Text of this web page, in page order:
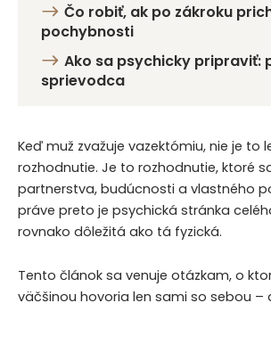
Čo robiť, ak po zákroku
pochybnosti
Ako sa psychicky pripraviť:
sprievodca
Keď muž zvažuje vazektómiu, nie je to
rozhodnutie. Je to rozhodnutie, ktoré
partnerstva, budúcnosti a vlastného
práve preto je psychická stránka
rovnako dôležitá ako tá fyzická.
Tento článok sa venuje otázkam, o
väčšinou hovoria len sami so sebou –